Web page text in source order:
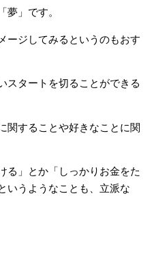
夢」です。
ージしてみるというのもおす
スタートを切ることができる
関することや好きなことに関
る」とか「しっかりお金をた
いうようなことも、立派な